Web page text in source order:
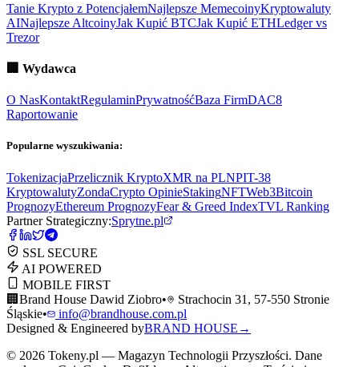
Tanie Krypto z PotencjałemNajlepsze MemecoinyKryptowaluty
AINajlepsze AltcoinyJak Kupić BTCJak Kupić ETHLedger vs
Trezor
🏢 Wydawca
O NasKontaktRegulaminPrywatnośćBaza FirmDAC8
Raportowanie
Popularne wyszukiwania:
TokenizacjaPrzelicznik KryptoXMR na PLNPIT-38
KryptowalutyZondaCrypto OpinieStakingNFTWeb3Bitcoin
PrognozyEthereum PrognozyFear & Greed IndexTVL Ranking
Partner Strategiczny:Sprytne.pl
SSL SECURE
AI POWERED
MOBILE FIRST
🏢 Brand House Dawid Ziobro•
Strachocin 31, 57-550 Stronie
Śląskie•
info@brandhouse.com.pl
Designed & Engineered byBRAND HOUSE →
© 2026 Tokeny.pl — Magazyn Technologii Przyszłości. Dane